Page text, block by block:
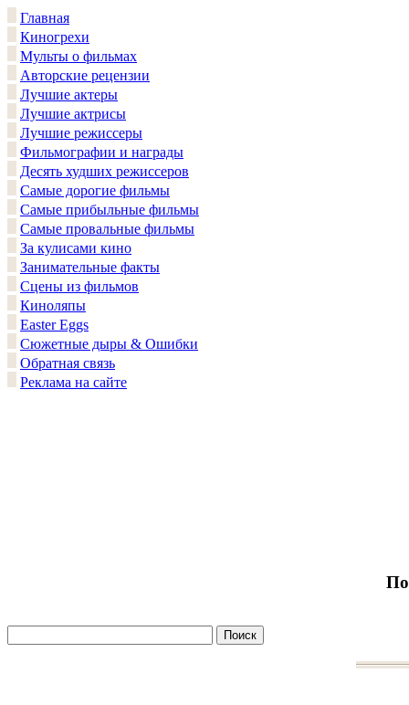
Главная
Киногрехи
Мульты о фильмах
Авторские рецензии
Лучшие актеры
Лучшие актрисы
Лучшие режиссеры
Фильмографии и награды
Десять худших режиссеров
Самые дорогие фильмы
Самые прибыльные фильмы
Самые провальные фильмы
За кулисами кино
Занимательные факты
Сцены из фильмов
Киноляпы
Easter Eggs
Сюжетные дыры & Ошибки
Обратная связь
Реклама на сайте